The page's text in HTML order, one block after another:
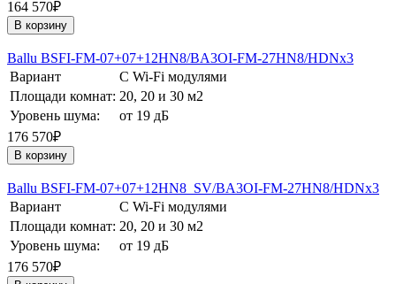
164 570₽
В корзину
Ballu BSFI-FM-07+07+12HN8/BA3OI-FM-27HN8/HDNх3
Вариант
С Wi-Fi модулями
Площади комнат: 20, 20 и 30 м2
Уровень шума:
от 19 дБ
176 570₽
В корзину
Ballu BSFI-FM-07+07+12HN8_SV/BA3OI-FM-27HN8/HDNх3
Вариант
С Wi-Fi модулями
Площади комнат: 20, 20 и 30 м2
Уровень шума:
от 19 дБ
176 570₽